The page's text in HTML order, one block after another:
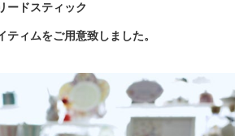
ードスティック
ティムをご用意致しました。